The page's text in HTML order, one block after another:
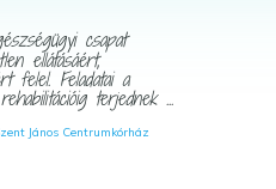
csapat
ellátásáért,
felel. Feladatai a
terjednek ...
János Centrumkórház